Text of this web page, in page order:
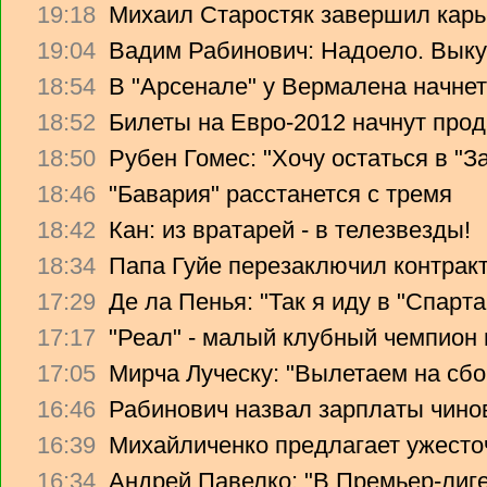
19:18 Михаил Старостяк завершил
19:04 Вадим Рабинович: Надоело.
18:54 В "Арсенале" у Вермалена
18:52 Билеты на Евро-2012 начнут
18:50 Рубен Гомес: "Хочу остаться в
18:46 "Бавария" расстанется с тремя
18:42 Кан: из вратарей - в телезвезды!
18:34 Папа Гуйе перезаключил
17:29 Де ла Пенья: "Так я иду в
17:17 "Реал" - малый клубный чемпион
17:05 Мирча Луческу: "Вылетаем на
16:46 Рабинович назвал зарплаты
16:39 Михайличенко предлагает
16:34 Андрей Павелко: "В Премьер-